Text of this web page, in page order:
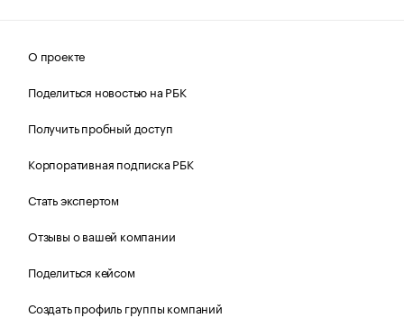
О проекте
Поделиться новостью на РБК
Получить пробный доступ
Корпоративная подписка РБК
Стать экспертом
Отзывы о вашей компании
Поделиться кейсом
Создать профиль группы компаний